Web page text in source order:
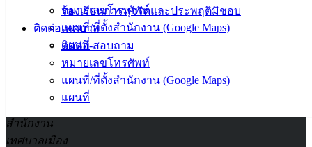
หมายเลขโทรศัพท์
แผนที่/ที่ตั้งสำนักงาน (Google Maps)
แผนที่
ร้องเรียนการทุจริตและประพฤติมิชอบ
ติดต่อเทศบาล
ติดต่อ-สอบถาม
หมายเลขโทรศัพท์
แผนที่/ที่ตั้งสำนักงาน (Google Maps)
แผนที่
เทศบาล
เมืองอ่าง
สำนักงาน
เทศบาลเมือง